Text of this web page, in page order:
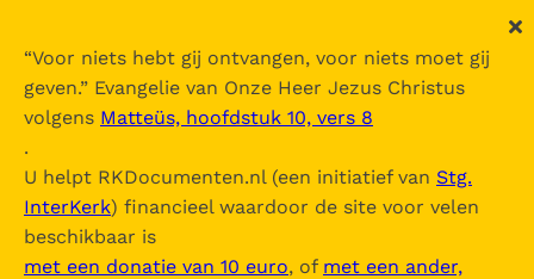
“Voor niets hebt gij ontvangen, voor niets moet gij
geven.” Evangelie van Onze Heer Jezus Christus
volgens Matteüs, hoofdstuk 10, vers 8
.
U helpt RKDocumenten.nl (een initiatief van Stg.
InterKerk) financieel waardoor de site voor velen
beschikbaar is
met een donatie van 10 euro, of met een ander,